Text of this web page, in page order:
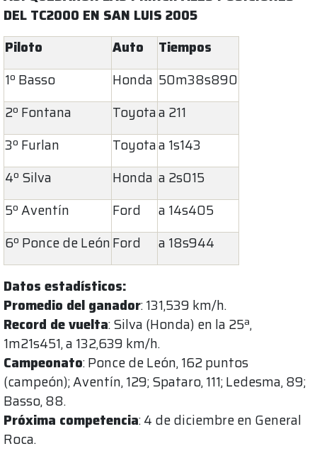
DEL TC2000 EN SAN LUIS 2005
Piloto
Auto
Tiempos
1º Basso
Honda 50m38s890
2º Fontana
Toyotaa 211
3º Furlan
Toyotaa 1s143
4º Silva
Honda a 2s015
5º Aventín
Ford
a 14s405
6º Ponce de LeónFord a 18s944
Datos estadísticos:
Promedio del ganador: 131,539 km/h.
Record de vuelta: Silva (Honda) en la 25ª,
1m21s451, a 132,639 km/h.
Campeonato: Ponce de León, 162 puntos
(campeón); Aventín, 129; Spataro, 111; Ledesma, 89;
Basso, 88.
Próxima competencia: 4 de diciembre en General
Roca.